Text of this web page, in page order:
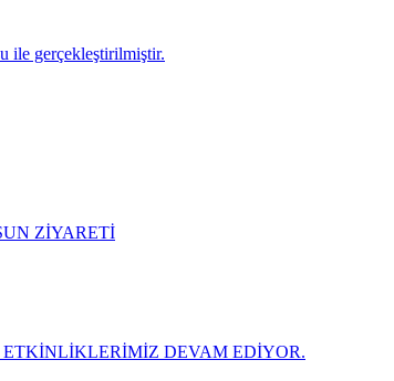
ile gerçekleştirilmiştir.
ZİYARETİ
DEVAM EDİYOR.